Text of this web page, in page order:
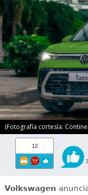
(Fotografía cortesía:
12
3
Volkswagen